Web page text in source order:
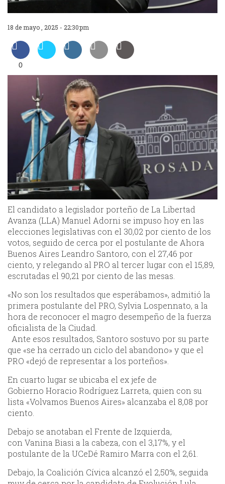
18 de mayo , 2025 - 22:30:pm
0
El candidato a legislador porteño de La Libertad
Avanza (LLA) Manuel Adorni se impuso hoy en las
elecciones legislativas con el 30,02 por ciento de los
votos, seguido de cerca por el postulante de Ahora
Buenos Aires Leandro Santoro, con el 27,46 por
ciento, y relegando al PRO al tercer lugar con el 15,89,
escrutadas el 90,21 por ciento de las mesas.
«No son los resultados que esperábamos», admitió la
primera postulante del PRO, Sylvia Lospennato, a la
hora de reconocer el magro desempeño de la fuerza
oficialista de la Ciudad.
Ante esos resultados, Santoro sostuvo por su parte
que «se ha cerrado un ciclo del abandono» y que el
PRO «dejó de representar a los porteños».
En cuarto lugar se ubicaba el ex jefe de
Gobierno Horacio Rodríguez Larreta, quien con su
lista «Volvamos Buenos Aires» alcanzaba el 8,08 por
ciento.
Debajo se anotaban el Frente de Izquierda,
con Vanina Biasi a la cabeza, con el 3,17%, y el
postulante de la UCeDé Ramiro Marra con el 2,61.
Debajo, la Coalición Cívica alcanzó el 2,50%, seguida